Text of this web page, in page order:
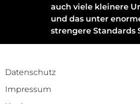
auch viele kleinere
und das unter
strengere Standards
Datenschutz
Impressum